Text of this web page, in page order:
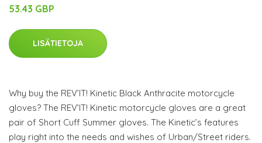
53.43 GBP
LISÄTIETOJA
Why buy the REV’IT! Kinetic Black Anthracite motorcycle
gloves? The REV’IT! Kinetic motorcycle gloves are a great
pair of Short Cuff Summer gloves. The Kinetic’s features
play right into the needs and wishes of Urban/Street riders.